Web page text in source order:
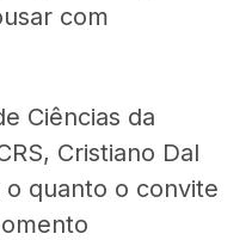
com
Ciências da
Cristiano Dal
quanto o convite